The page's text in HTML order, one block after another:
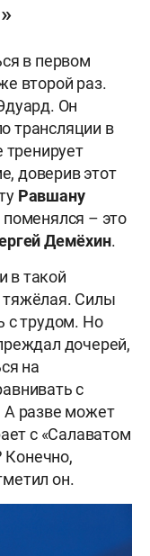
в первом
второй раз.
Он
трансляции в
тренирует
доверив этот
Равшану
– это
Демёхин.
в такой
тяжёлая. Силы
с трудом. Но
дочерей,
на
с
А разве может
с «Салаватом
он.